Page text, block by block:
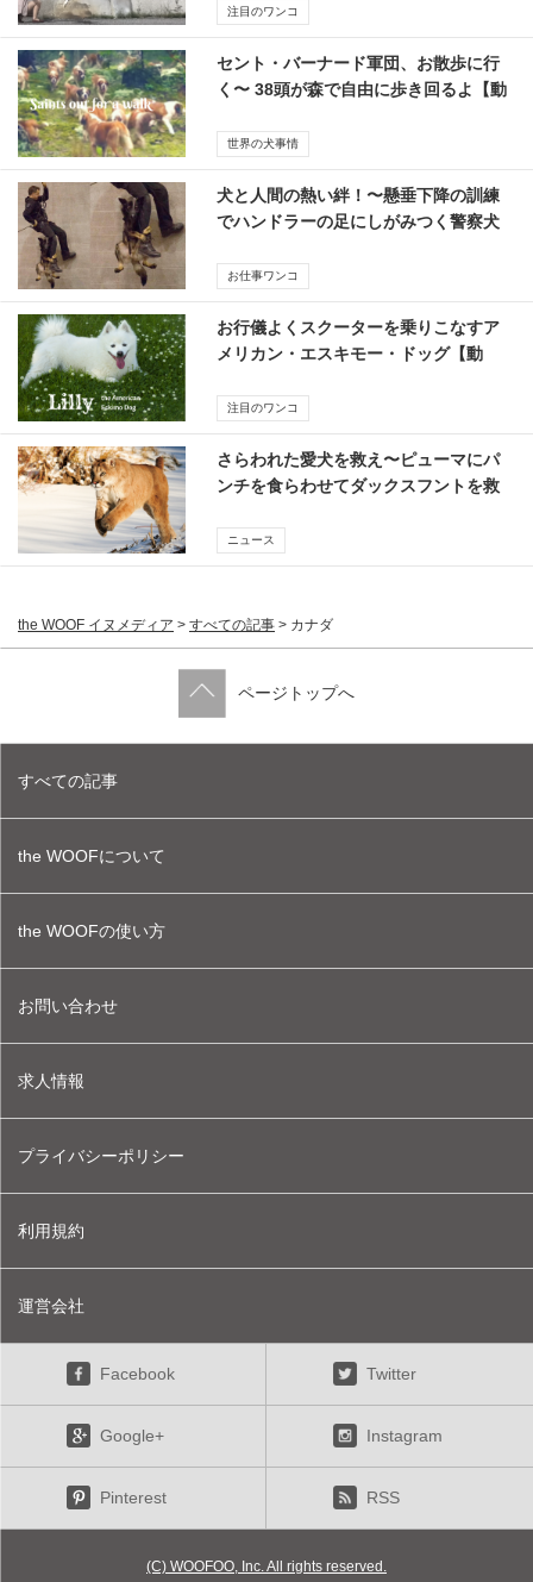
注目のワンコ
セント・バーナード軍団、お散歩に行
く〜 38頭が森で自由に歩き回るよ【動
世界の犬事情
犬と人間の熱い絆！〜懸垂下降の訓練
でハンドラーの足にしがみつく警察犬
お仕事ワンコ
お行儀よくスクーターを乗りこなすア
メリカン・エスキモー・ドッグ【動
注目のワンコ
さらわれた愛犬を救え〜ピューマにパ
ンチを食らわせてダックスフントを救
ニュース
the WOOF イヌメディア > すべての記事 > カナダ
ページトップへ
すべての記事
the WOOFについて
the WOOFの使い方
お問い合わせ
求人情報
プライバシーポリシー
利用規約
運営会社
Facebook Twitter
Google+ Instagram
Pinterest RSS
(C) WOOFOO, Inc. All rights reserved.